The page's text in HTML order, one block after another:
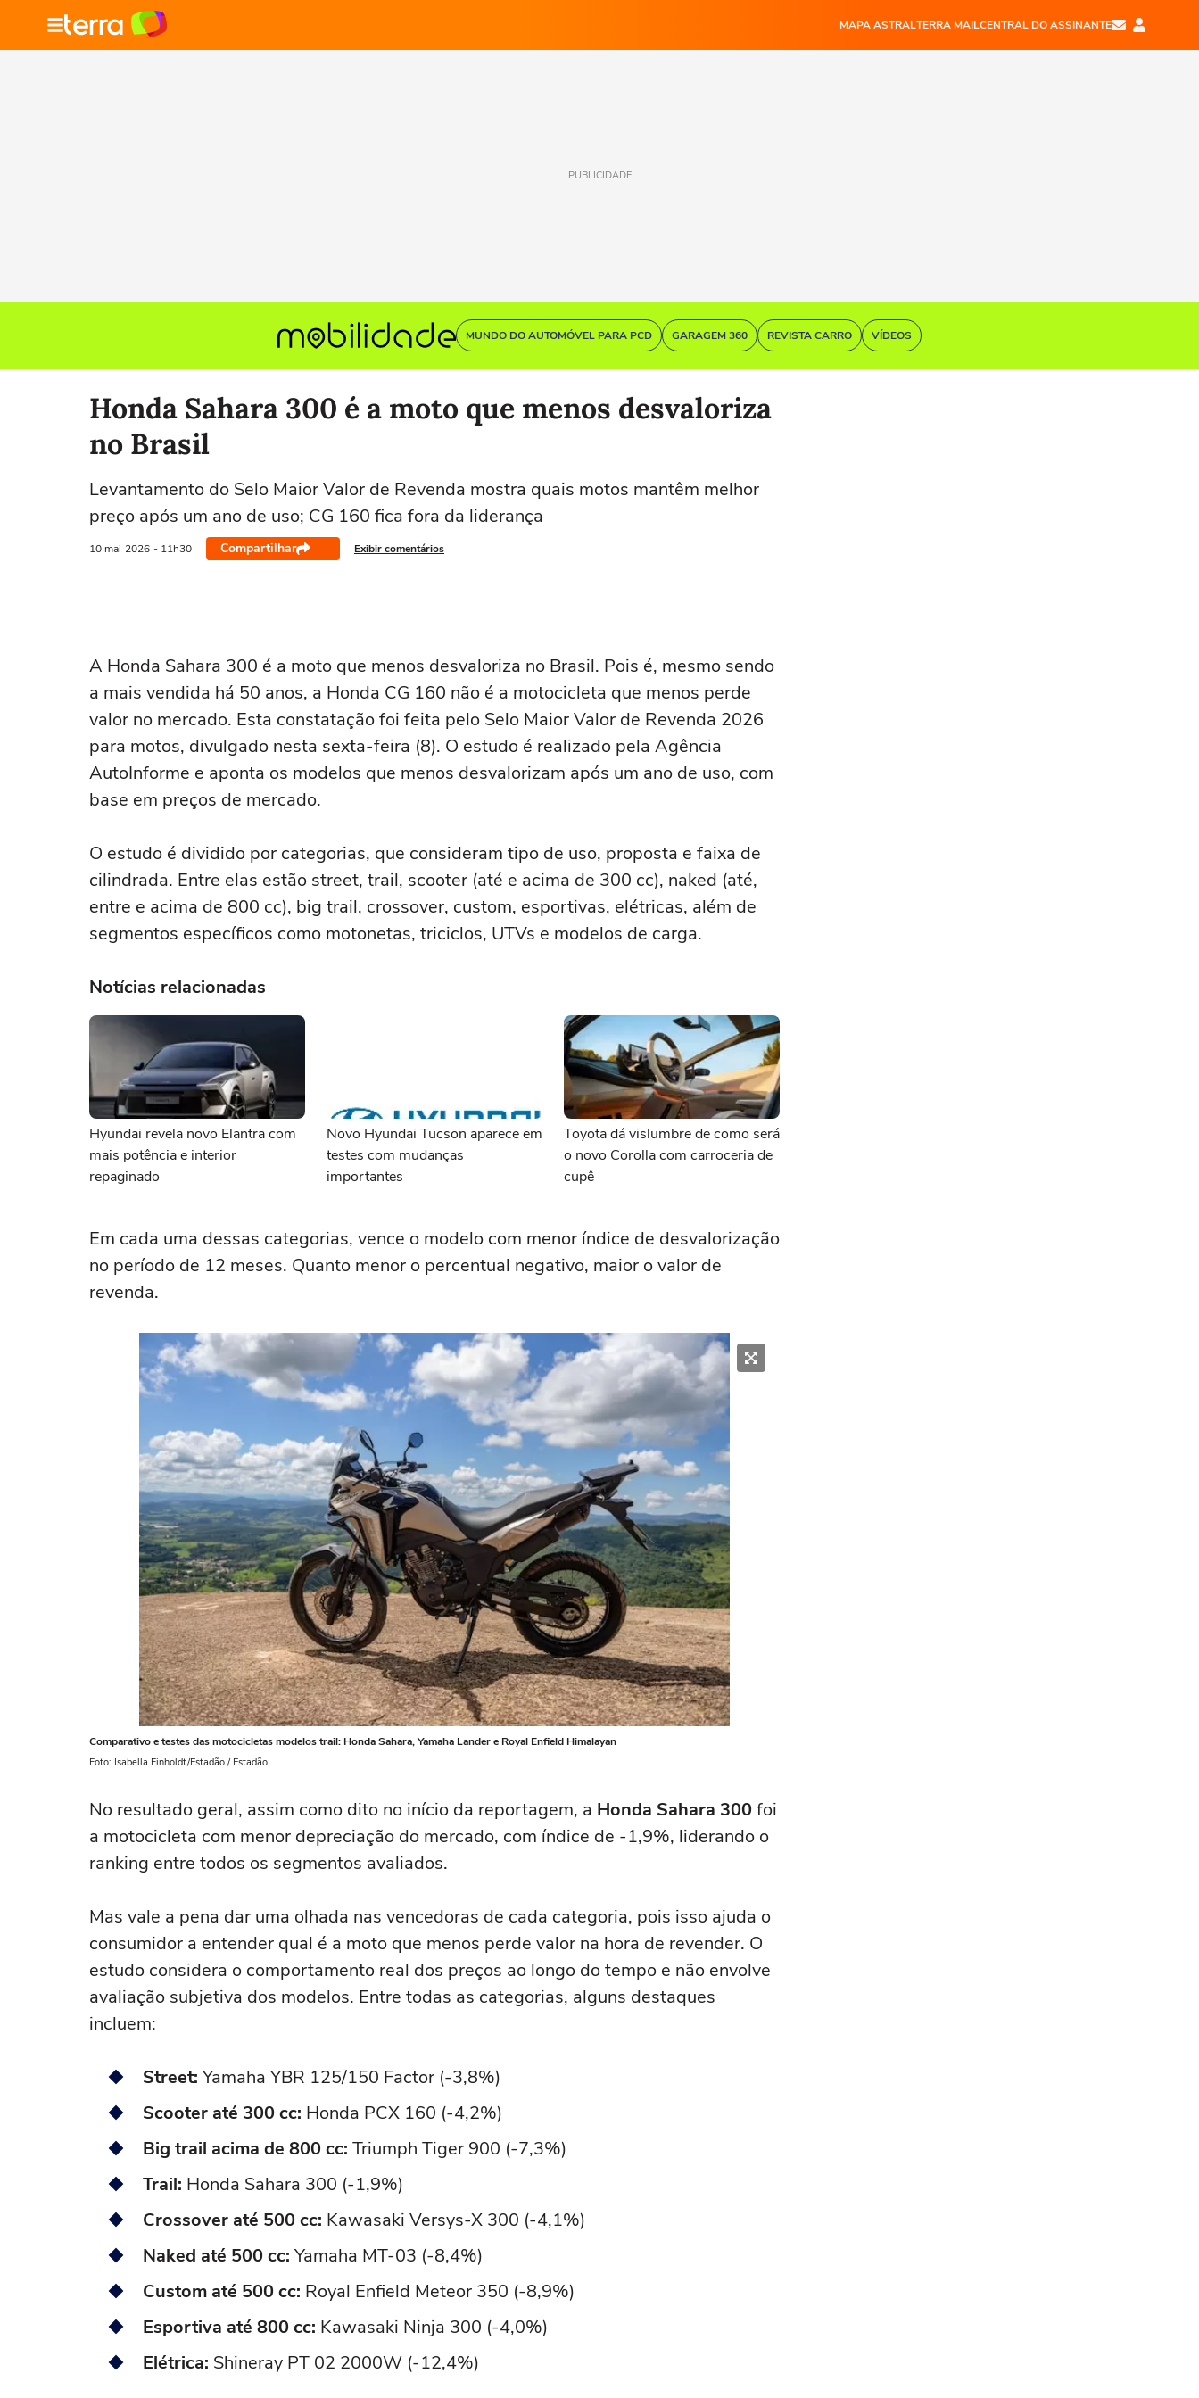
MAPA ASTRALTERRA MAILCENTRAL DO ASSINANTE
PUBLICIDADE
MUNDO DO AUTOMÓVEL PARA PCD GARAGEM 360 REVISTA CARRO VÍDEOS
Honda Sahara 300 é a moto que menos desvaloriza
no Brasil
Levantamento do Selo Maior Valor de Revenda mostra quais motos mantêm melhor
preço após um ano de uso; CG 160 fica fora da liderança
10 mai 2026 - 11h30 Compartilhar Exibir comentários
A Honda Sahara 300 é a moto que menos desvaloriza no Brasil. Pois é, mesmo sendo
a mais vendida há 50 anos, a Honda CG 160 não é a motocicleta que menos perde
valor no mercado. Esta constatação foi feita pelo Selo Maior Valor de Revenda 2026
para motos, divulgado nesta sexta-feira (8). O estudo é realizado pela Agência
AutoInforme e aponta os modelos que menos desvalorizam após um ano de uso, com
base em preços de mercado.
O estudo é dividido por categorias, que consideram tipo de uso, proposta e faixa de
cilindrada. Entre elas estão street, trail, scooter (até e acima de 300 cc), naked (até,
entre e acima de 800 cc), big trail, crossover, custom, esportivas, elétricas, além de
segmentos específicos como motonetas, triciclos, UTVs e modelos de carga.
Notícias relacionadas
Hyundai revela novo Elantra com
mais potência e interior
repaginado
Novo Hyundai Tucson aparece em
testes com mudanças
importantes
Toyota dá vislumbre de como será
o novo Corolla com carroceria de
cupê
Em cada uma dessas categorias, vence o modelo com menor índice de desvalorização
no período de 12 meses. Quanto menor o percentual negativo, maior o valor de
revenda.
Comparativo e testes das motocicletas modelos trail: Honda Sahara, Yamaha Lander e Royal Enfield Himalayan
Foto: Isabella Finholdt/Estadão / Estadão
No resultado geral, assim como dito no início da reportagem, a Honda Sahara 300foi
a motocicleta com menor depreciação do mercado, com índice de -1,9%, liderando o
ranking entre todos os segmentos avaliados.
Mas vale a pena dar uma olhada nas vencedoras de cada categoria, pois isso ajuda o
consumidor a entender qual é a moto que menos perde valor na hora de revender. O
estudo considera o comportamento real dos preços ao longo do tempo e não envolve
avaliação subjetiva dos modelos. Entre todas as categorias, alguns destaques
incluem:
Street: Yamaha YBR 125/150 Factor (-3,8%)
Scooter até 300 cc: Honda PCX 160 (-4,2%)
Big trail acima de 800 cc: Triumph Tiger 900 (-7,3%)
Trail: Honda Sahara 300 (-1,9%)
Crossover até 500 cc: Kawasaki Versys-X 300 (-4,1%)
Naked até 500 cc: Yamaha MT-03 (-8,4%)
Custom até 500 cc: Royal Enfield Meteor 350 (-8,9%)
Esportiva até 800 cc: Kawasaki Ninja 300 (-4,0%)
Elétrica: Shineray PT 02 2000W (-12,4%)